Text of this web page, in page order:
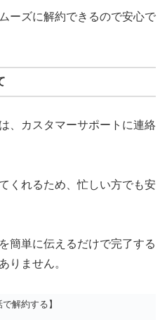
ーズに解約できるので安心で
、カスタマーサポートに連絡
くれるため、忙しい方でも安
簡単に伝えるだけで完了する
りません。
解約する】